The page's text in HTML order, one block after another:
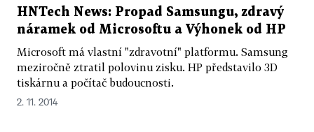
HNTech News: Propad Samsungu, zdravý
náramek od Microsoftu a Výhonek od HP
Microsoft má vlastní "zdravotní" platformu. Samsung
meziročně ztratil polovinu zisku. HP představilo 3D
tiskárnu a počítač budoucnosti.
2. 11. 2014